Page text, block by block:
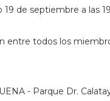
19 de septiembre a las
entre todos los
- Parque Dr.